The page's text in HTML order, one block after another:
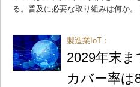
る。普及に必要な取り組みは何か。
製造業IoT：
2029年末
カバー率は